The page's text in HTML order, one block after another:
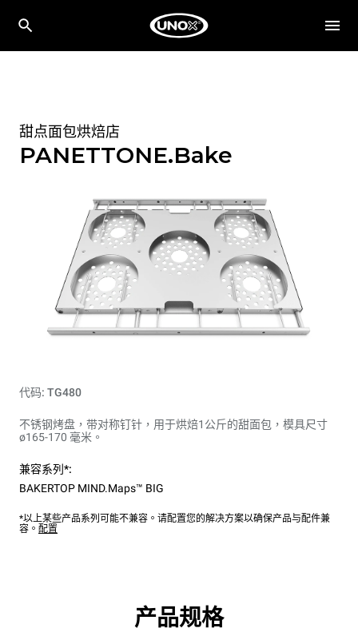
甜点面包烘焙店
PANETTONE.Bake
代码: TG480
不锈钢烤盘，带对称钉针，用于烘焙1公斤的甜面包，模具尺寸
ø165-170 毫米。
兼容系列*:
BAKERTOP MIND.Maps™ BIG
*以上某些产品系列可能不兼容。请配置您的解决方案以确保产品与配件兼
容。 配置
产品规格